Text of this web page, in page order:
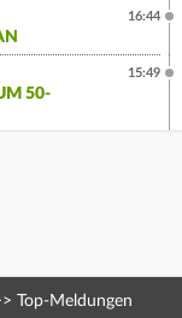
16:44
50-
15:49
Top-Meldungen